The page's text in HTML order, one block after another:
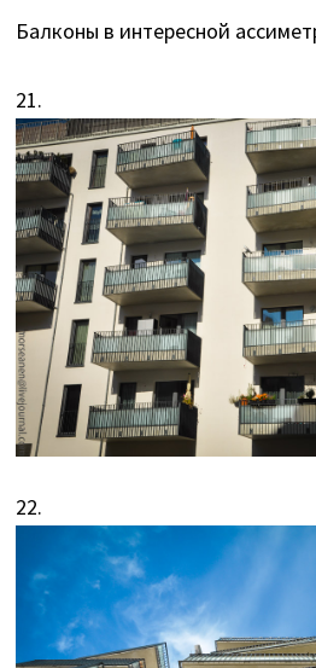
Балконы в интересной
21.
22.